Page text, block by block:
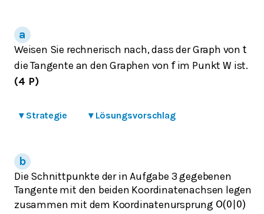
Weisen Sie rechnerisch nach, dass der Graph von t
die Tangente an den Graphen von fim Punkt W ist.
(4 P)
▾ Strategie ▾ Lösungsvorschlag
Die Schnittpunkte der in Aufgabe 3 gegebenen
Tangente mit den beiden Koordinatenachsen legen
zusammen mit dem Koordinatenursprung O(0 0)